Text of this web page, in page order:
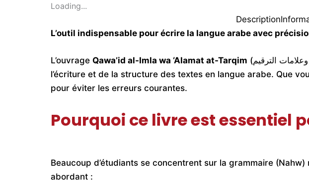
Loading...
Description
L’outil indispensable pour écrire la langue arabe avec
L’ouvrage Qawa’id al-Imla wa ‘Alamat at-Tarqim (قواعد الإملاء وعلامات الترقيم) est un guide pédagogique complet dédié à la maîtrise de
l’écriture et de la structure des textes en langue arabe. Que
pour éviter les erreurs courantes.
Pourquoi ce livre est essentiel
Beaucoup d’étudiants se concentrent sur la grammaire
abordant :